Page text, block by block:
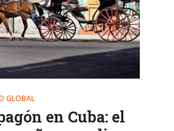
GLOBAL
en Cuba: el